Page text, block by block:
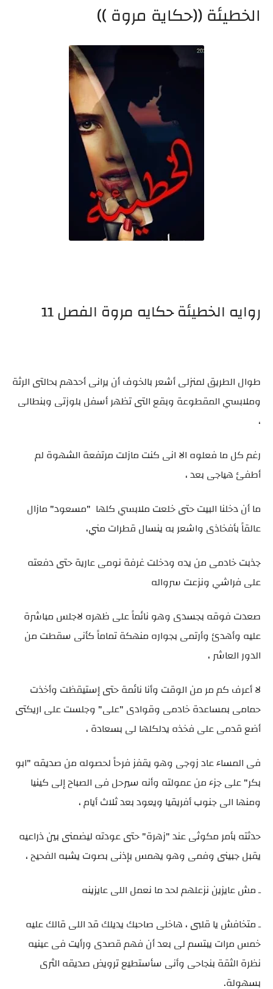
الخطيئة ((حكاية مروة ))
روايه الخطيئة حكايه مروة الفصل 11
طوال الطريق لمنزلى أشعر بالخوف أن يرانى أحدهم بحالتى الرثة
وملابسي المقطوعة وبقع التى تظهر أسفل بلوزتى وبنطالى
،
رغم كل ما فعلوه الا انى كنت مازلت مرتفعة الشهوة لم
أطفئ هياجى بعد ،
ما أن دخلنا البيت حتى خلعت ملابسي كلها "مسعود" مازال
عالقاً بأفخاذى واشعر به ينسال قطرات مني،
جذبت خادمى من يده ودخلت غرفة نومى عارية حتى دفعته
على فراشي ونزعت سرواله
صعدت فوقه بجسدى وهو نائماً على ظهره لاجلس مباشرة
عليه وأهدئ وأرتمى بجواره منهكة تماماً كأنى سقطت من
الدور العاشر ،
لا أعرف كم مر من الوقت وأنا نائمة حتى إستيقظت وأخذت
حمامى بمساعدة خادمى وقوادى "على" وجلست على اريكتى
أضع قدمى على فخذه يدلكلها لى بسعادة ،
فى المساء عاد زوجى وهو يقفز فرحاً لحصوله من صديقه "ابو
بكر" على جزء من عمولته وأنه سيرحل فى الصباح إلى كينيا
ومنها الى جنوب أفريقيا ويعود بعد ثلاث أيام ،
حدثته بأمر مكوثى عند "زهرة" حتى عودته ليضمنى بين ذراعيه
يقبل جبينى وفمى وهو يهمس بإذنى بصوت يشبه الفحيح ،
ـ مش عايزين نزعلهم لحد ما نعمل اللى عايزينه
ـ متخافش يا قلبى ، هاخلى صاحبك يديلك قد اللى قالك عليه
خمس مرات يبتسم لى بعد أن فهم قصدى ورأيت فى عينيه
نظرة الثقة بنجاحى وأنى سأستطيع ترويض صديقه الثرى
بسهولة.